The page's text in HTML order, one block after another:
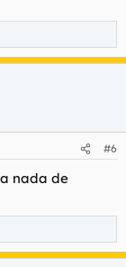
#6
nada de